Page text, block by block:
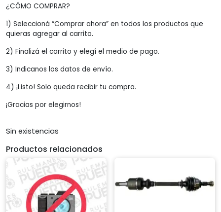
¿CÓMO COMPRAR?
1) Seleccioná “Comprar ahora” en todos los productos que
quieras agregar al carrito.
2) Finalizá el carrito y elegí el medio de pago.
3) Indicanos los datos de envío.
4) ¡Listo! Solo queda recibir tu compra.
¡Gracias por elegirnos!
Sin existencias
Productos relacionados